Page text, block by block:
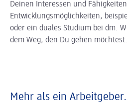
Deinen Interessen und
Entwicklungsmöglichkeiten,
oder ein duales Studium bei dm.
dem Weg, den Du gehen möchtest.
Mehr als ein